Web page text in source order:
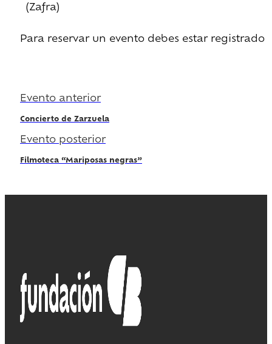
(Zafra)
Para reservar un evento debes estar registrado
Evento anterior
Concierto de Zarzuela
Evento posterior
Filmoteca “Mariposas negras”